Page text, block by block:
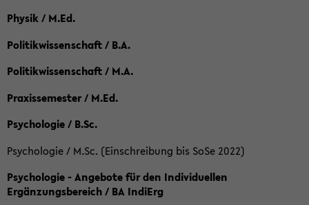
Physik / M.Ed.
Politikwissenschaft / B.A.
Politikwissenschaft / M.A.
Praxissemester / M.Ed.
Psychologie / B.Sc.
Psychologie / M.Sc. (Einschreibung bis SoSe 2022)
Psychologie - Angebote für den Individuellen
Ergänzungsbereich / BA IndiErg